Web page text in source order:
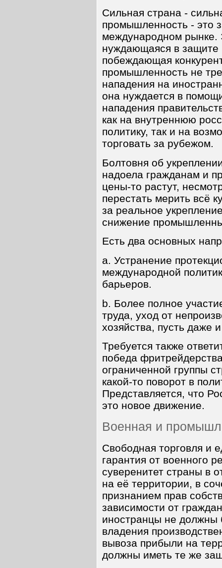
Сильная страна -
промышленность - это
международном
нуждающаяся в защите
побеждающая
промышленность не
нападения на
она нуждается в
нападения
как на внутреннюю
политику, так и на
торговать за рубежом.
Болтовня об
надоела гражданам и
цены-то растут,
перестать мерить всё
за реальное
снижение
Есть два основных
a. Устранение
международной
барьеров.
b. Более полное
труда, уход от
хозяйства, пусть даже
Требуется также
победа
ограниченной группы
какой-то поворот в
Представляется, что
это новое движение.
Военная и
Свободная торговля и
гарантия от военного
суверенитет страны в
на её территории, в
признанием прав
зависимости от
иностранцы не
владения
вывоза прибыли на
должны иметь те же